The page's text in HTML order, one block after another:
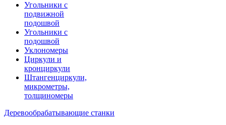
Угольники с
подвижной
подошвой
Угольники с
подошвой
Уклономеры
Циркули и
кронциркули
Штангенциркули,
микрометры,
толщиномеры
Деревообрабатывающие станки